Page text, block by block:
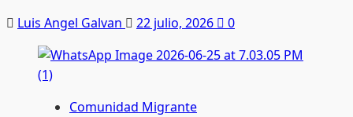
Luis Angel Galvan 22 julio, 2026 0
Comunidad Migrante